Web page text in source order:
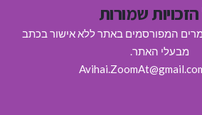
שמורות
המפורסמים באתר ללא אישור בכתב
מבעלי האתר.